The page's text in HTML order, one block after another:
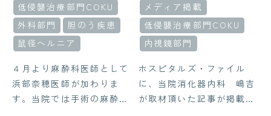
低侵襲治療部門COKU
外科部門
胆のう疾患
鼠径ヘルニア
４月より麻酔科医師として
浜部奈穂医師が加わりま
す。当院では手術の麻酔は
メディア掲載
低侵襲治療部門COKU
内視鏡部門
ホスピタルズ・ファイル
に、当院消化器内科 嶋吉
が取材頂いた記事が掲載さ